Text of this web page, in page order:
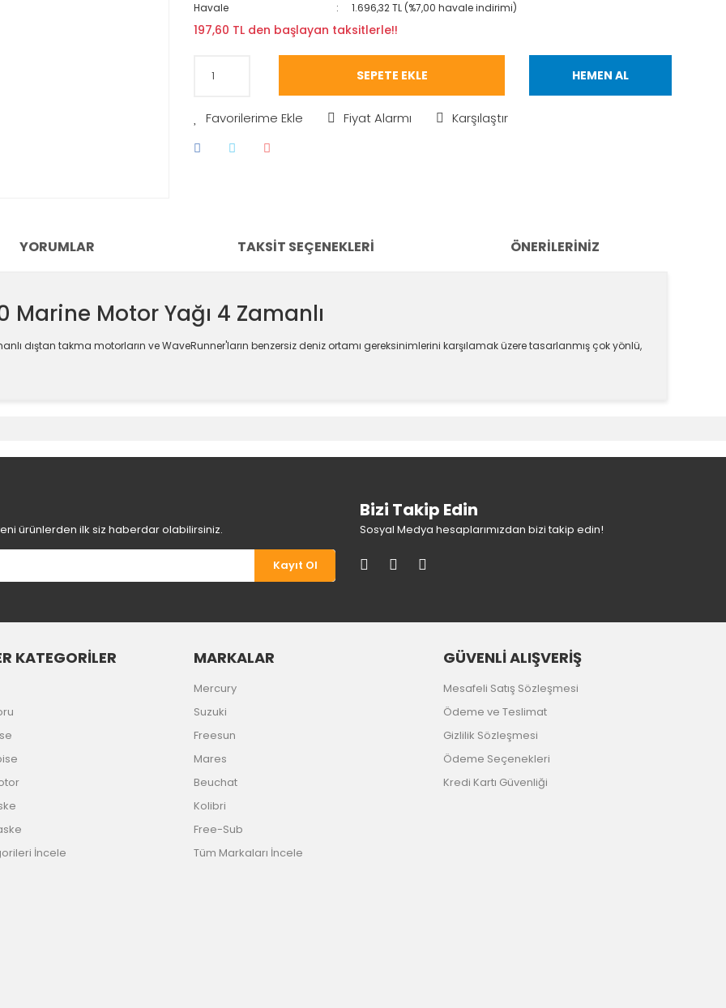
Havale
1.696,32 TL (%7,00 havale indirimi)
197,60 TL den başlayan taksitlerle!!
SEPETE EKLE HEMEN AL
Fiyat Alarmı Karşılaştır
YORUMLAR TAKSIT SEÇENEKLERI ÖNERILERINIZ
Motor Yağı 4 Zamanlı
dıştan takma motorların ve WaveRunner'ların benzersiz deniz ortamı gereksinimlerini karşılamak üzere tasarlanmış çok yönlü,
Gönder
ürünlerden ilk siz haberdar olabilirsiniz.
Kayıt Ol
Bizi Takip Edin
Sosyal Medya hesaplarımızdan bizi takip edin!
KATEGORİLER
İncele
MARKALAR
Mercury
Suzuki
Freesun
Mares
Beuchat
Kolibri
Free-Sub
Tüm Markaları İncele
GÜVENLİ ALIŞVERİŞ
Mesafeli Satış Sözleşmesi
Ödeme ve Teslimat
Gizlilik Sözleşmesi
Ödeme Seçenekleri
Kredi Kartı Güvenliği